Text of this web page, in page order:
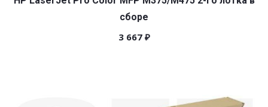
сборе
3 667 ₽